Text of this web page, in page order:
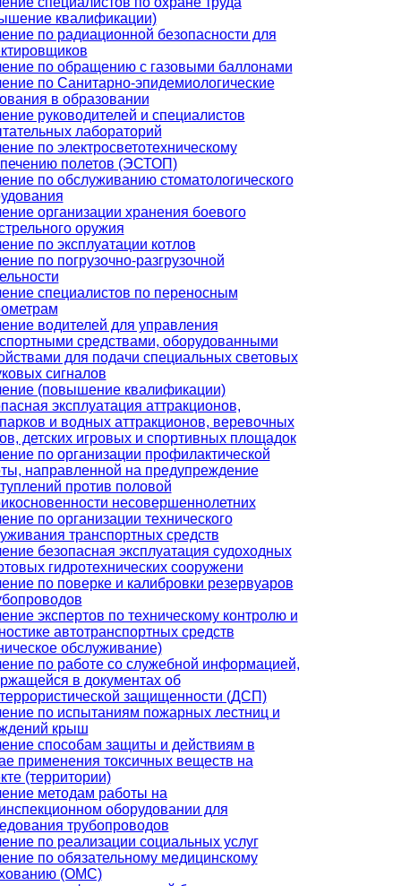
квалификации)
по радиационной безопасности для
по обращению с газовыми баллонами
по Санитарно-эпидемиологические
в образовании
руководителей и специалистов
лабораторий
по электросветотехническому
полетов (ЭСТОП)
по обслуживанию стоматологического
организации хранения боевого
оружия
по эксплуатации котлов
по погрузочно-разгрузочной
специалистов по переносным
водителей для управления
средствами, оборудованными
для подачи специальных световых
сигналов
(повышение квалификации)
эксплуатация аттракционов,
и водных аттракционов, веревочных
детских игровых и спортивных площадок
по организации профилактической
направленной на предупреждение
против половой
несовершеннолетних
по организации технического
транспортных средств
безопасная эксплуатация судоходных
гидротехнических сооружени
по поверке и калибровки резервуаров
экспертов по техническому контролю и
автотранспортных средств
обслуживание)
по работе со служебной информацией,
в документах об
защищенности (ДСП)
по испытаниям пожарных лестниц и
крыш
способам защиты и действиям в
применения токсичных веществ на
(территории)
методам работы на
оборудовании для
трубопроводов
по реализации социальных услуг
по обязательному медицинскому
(ОМС)